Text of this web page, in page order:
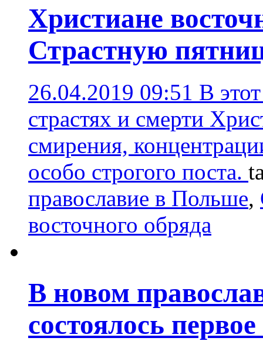
Христиане
Страстную
26.04.2019 09:51 В
страстях и смерти
смирения,
особо строгого поста.
православие в Польше,
восточного обряда
В новом
состоялось